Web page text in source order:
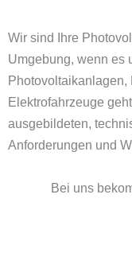
Wir sind Ihre
Umgebung, wenn es
Photovoltaikanlagen,
Elektrofahrzeuge
ausgebildeten,
Anforderungen und
Bei uns